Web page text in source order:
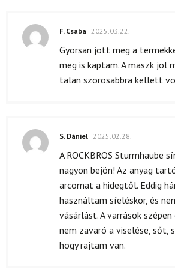
F. Csaba 2025.03.22.
Gyorsan jott meg a
meg is kaptam. A maszk jol
talan szorosabbra kellett
S. Dániel 2025.02.28.
A ROCKBROS Sturmhaube
nagyon bejön! Az anyag
arcomat a hidegtől. Eddig
használtam síeléskor, és
vásárlást. A varrások
nem zavaró a viselése, sőt,
hogy rajtam van.